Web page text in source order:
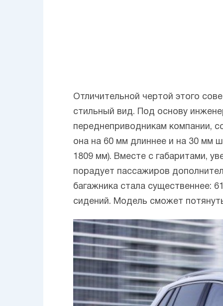
Отличительной чертой этого
стильный вид. Под основу
переднеприводникам компании,
она на 60 мм длиннее и на 30 мм
1809 мм). Вместе с габаритами,
порадует пассажиров
багажника стала существеннее:
сидений. Модель сможет